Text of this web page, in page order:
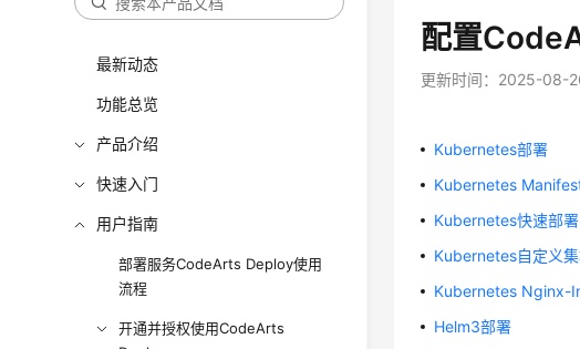
最新动态
功能总览
产品介绍
快速入门
用户指南
部署服务CodeArts Deploy使用
流程
开通并授权使用CodeArts
配置
更新时间： 2025-08-
Kubernetes部署
Kubernetes
Kubernetes快速部署
Kubernetes自定义
Kubernetes Nginx-
Helm3部署